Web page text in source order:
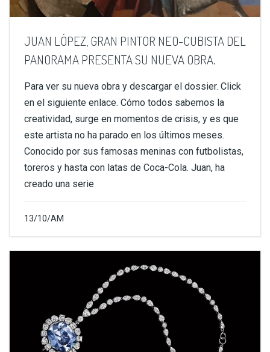
JUAN LÓPEZ, GRAN PINTOR NEO-CUBISTA DEL
PANORAMA PRESENTA SU NUEVA OBRA.
Para ver su nueva obra y descargar el dossier. Click
en el siguiente enlace. Cómo todos sabemos la
creatividad, surge en momentos de crisis, y es que
este artista no ha parado en los últimos meses.
Conocido por sus famosas meninas con futbolistas,
toreros y hasta con latas de Coca-Cola. Juan, ha
creado una serie
13/10/AM